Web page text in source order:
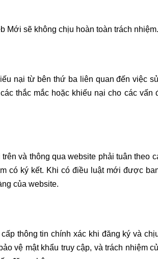
Mới sẽ không chịu hoàn toàn trách nhiệm.
nại từ bên thứ ba liên quan đến việc
thắc mắc hoặc khiếu nại cho các vấn
và thông qua website phải tuân theo
có ký kết. Khi có điều luật mới được
của website.
thông tin chính xác khi đăng ký và
vệ mật khẩu truy cập, và trách nhiệm